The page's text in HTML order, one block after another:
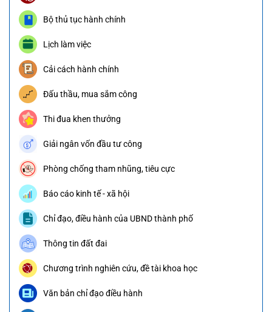
Bộ thủ tục hành chính
Lịch làm việc
Cải cách hành chính
Đấu thầu, mua sắm công
Thi đua khen thưởng
Giải ngân vốn đầu tư công
Phòng chống tham nhũng, tiêu cực
Báo cáo kinh tế - xã hội
Chỉ đạo, điều hành của UBND thành phố
Thông tin đất đai
Chương trình nghiên cứu, đề tài khoa học
Văn bản chỉ đạo điều hành